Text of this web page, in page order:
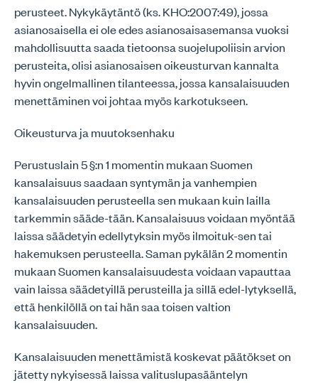
perusteet. Nykykäytäntö (ks. KHO:2007:49), jossa
asianosaisella ei ole edes asianosaisasemansa vuoksi
mahdollisuutta saada tietoonsa suojelupoliisin arvion
perusteita, olisi asianosaisen oikeusturvan kannalta
hyvin ongelmallinen tilanteessa, jossa kansalaisuuden
menettäminen voi johtaa myös karkotukseen.
Oikeusturva ja muutoksenhaku
Perustuslain 5 §:n 1 momentin mukaan Suomen
kansalaisuus saadaan syntymän ja vanhempien
kansalaisuuden perusteella sen mukaan kuin lailla
tarkemmin sääde-tään. Kansalaisuus voidaan myöntää
laissa säädetyin edellytyksin myös ilmoituk-sen tai
hakemuksen perusteella. Saman pykälän 2 momentin
mukaan Suomen kansalaisuudesta voidaan vapauttaa
vain laissa säädetyillä perusteilla ja sillä edel-lytyksellä,
että henkilöllä on tai hän saa toisen valtion
kansalaisuuden.
Kansalaisuuden menettämistä koskevat päätökset on
jätetty nykyisessä laissa valituslupasääntelyn